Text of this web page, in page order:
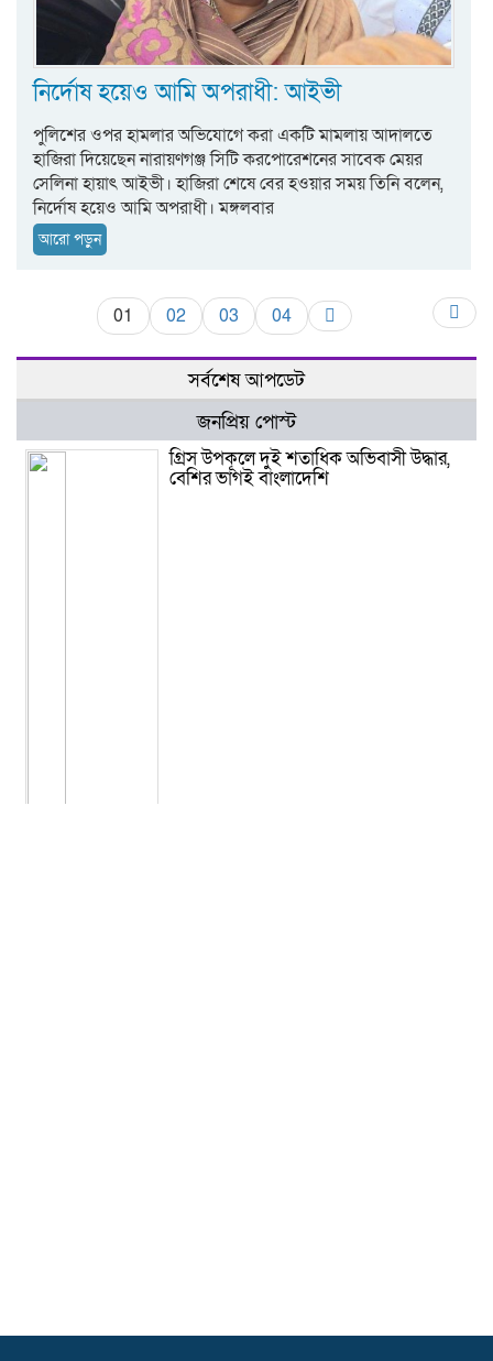
নির্দোষ হয়েও আমি অপরাধী: আইভী
পুলিশের ওপর হামলার অভিযোগে করা একটি মামলায় আদালতে
হাজিরা দিয়েছেন নারায়ণগঞ্জ সিটি করপোরেশনের সাবেক মেয়র
সেলিনা হায়াৎ আইভী। হাজিরা শেষে বের হওয়ার সময় তিনি বলেন,
নির্দোষ হয়েও আমি অপরাধী। মঙ্গলবার
আরো পড়ুন
01 02 03 04
সর্বশেষ আপডেট
জনপ্রিয় পোস্ট
গ্রিস উপকূলে দুই শতাধিক অভিবাসী উদ্ধার,
বেশির ভাগই বাংলাদেশি